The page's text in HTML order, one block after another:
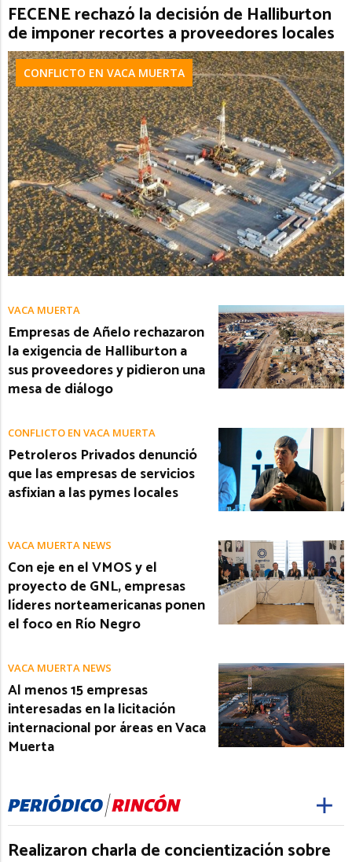
FECENE rechazó la decisión de Halliburton
de imponer recortes a proveedores locales
CONFLICTO EN VACA MUERTA
VACA MUERTA
Empresas de Añelo rechazaron
la exigencia de Halliburton a
sus proveedores y pidieron una
mesa de diálogo
CONFLICTO EN VACA MUERTA
Petroleros Privados denunció
que las empresas de servicios
asfixian a las pymes locales
VACA MUERTA NEWS
Con eje en el VMOS y el
proyecto de GNL, empresas
líderes norteamericanas ponen
el foco en Río Negro
VACA MUERTA NEWS
Al menos 15 empresas
interesadas en la licitación
internacional por áreas en Vaca
Muerta
Realizaron charla de concientización sobre